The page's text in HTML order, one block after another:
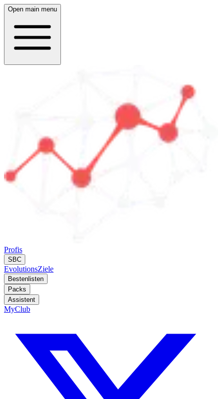
Open main menu
Profis
SBC
EvolutionsZiele
Bestenlisten
Packs
Assistent
MyClub